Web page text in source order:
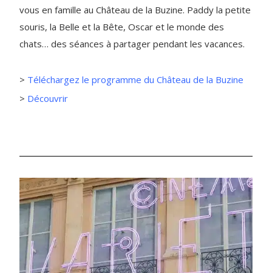
vous en famille au Château de la Buzine. Paddy la petite
souris, la Belle et la Bête, Oscar et le monde des
chats… des séances à partager pendant les vacances.
> Téléchargez le programme du Château de la Buzine
> Découvrir